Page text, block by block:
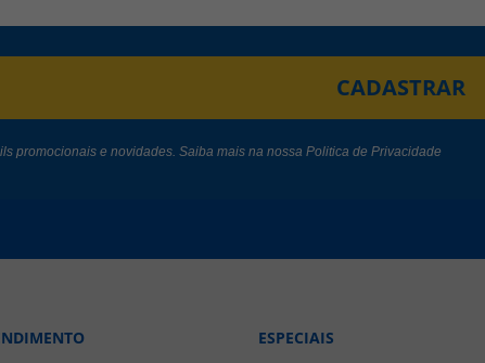
CADASTRAR
promocionais e novidades. Saiba mais na nossaPolitica de Privacidade
ESPECIAIS